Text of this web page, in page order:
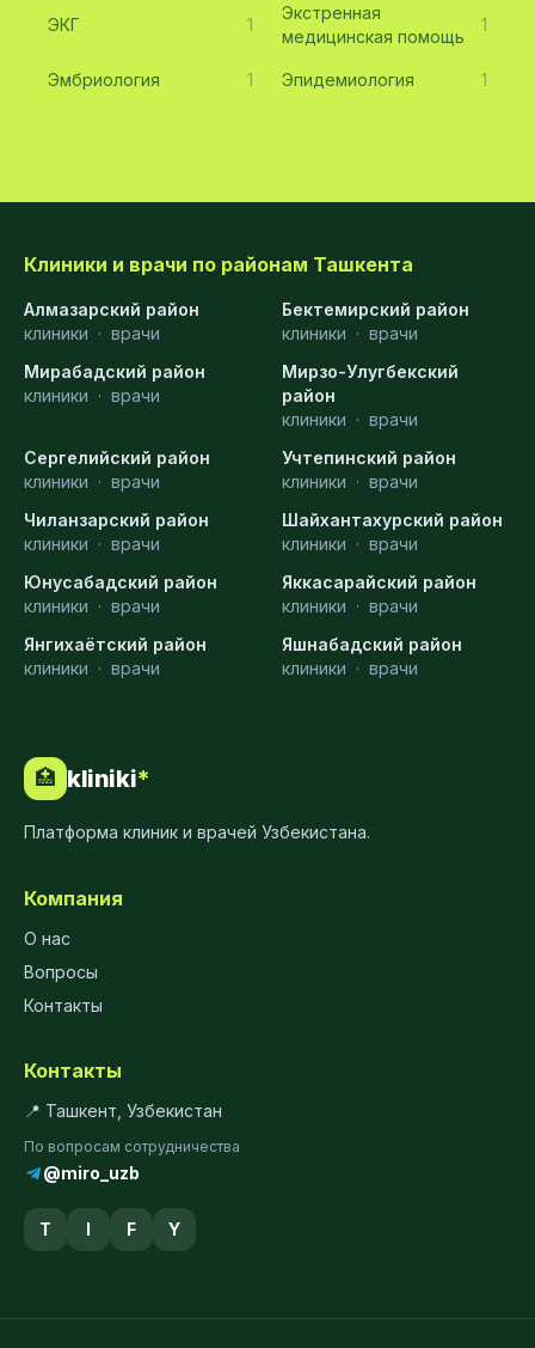
ЭКГ 1
Экстренная
медицинская помощь
1
Эмбриология 1 Эпидемиология 1
Клиники и врачи по районам Ташкента
Алмазарский район
клиники · врачи
Бектемирский район
клиники · врачи
Мирабадский район
клиники · врачи
Мирзо-Улугбекский
район
клиники · врачи
Сергелийский район
клиники · врачи
Учтепинский район
клиники · врачи
Чиланзарский район
клиники · врачи
Шайхантахурский район
клиники · врачи
Юнусабадский район
клиники · врачи
Яккасарайский район
клиники · врачи
Янгихаётский район
клиники · врачи
Яшнабадский район
клиники · врачи
🏥 kliniki*
Платформа клиник и врачей Узбекистана.
Компания
О нас
Вопросы
Контакты
Контакты
📍 Ташкент, Узбекистан
По вопросам сотрудничества
@miro_uzb
T I F Y